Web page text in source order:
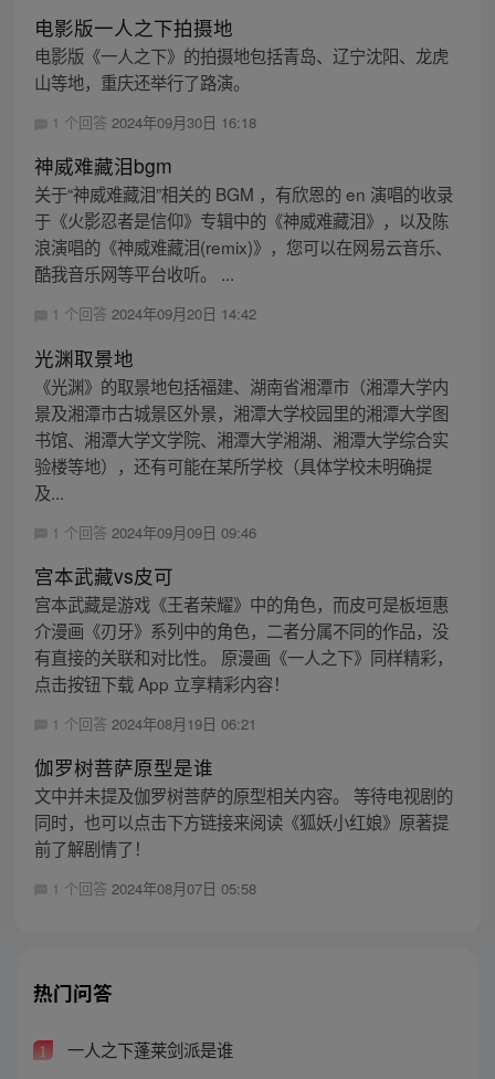
电影版一人之下拍摄地
电影版《一人之下》的拍摄地包括青岛、辽宁沈阳、龙虎
山等地，重庆还举行了路演。
1 个回答 2024年09月30日 16:18
神威难藏泪bgm
关于“神威难藏泪”相关的 BGM ，有欣恩的 en 演唱的收录
于《火影忍者是信仰》专辑中的《神威难藏泪》，以及陈
浪演唱的《神威难藏泪(remix)》，您可以在网易云音乐、
酷我音乐网等平台收听。 ...
1 个回答 2024年09月20日 14:42
光渊取景地
《光渊》的取景地包括福建、湖南省湘潭市（湘潭大学内
景及湘潭市古城景区外景，湘潭大学校园里的湘潭大学图
书馆、湘潭大学文学院、湘潭大学湘湖、湘潭大学综合实
验楼等地），还有可能在某所学校（具体学校未明确提
及...
1 个回答 2024年09月09日 09:46
宫本武藏vs皮可
宫本武藏是游戏《王者荣耀》中的角色，而皮可是板垣惠
介漫画《刃牙》系列中的角色，二者分属不同的作品，没
有直接的关联和对比性。 原漫画《一人之下》同样精彩，
点击按钮下载 App 立享精彩内容！
1 个回答 2024年08月19日 06:21
伽罗树菩萨原型是谁
文中并未提及伽罗树菩萨的原型相关内容。 等待电视剧的
同时，也可以点击下方链接来阅读《狐妖小红娘》原著提
前了解剧情了！
1 个回答 2024年08月07日 05:58
热门问答
1 一人之下蓬莱剑派是谁